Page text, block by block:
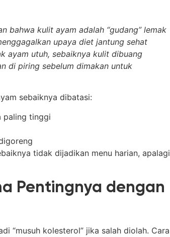
bahwa kulit ayam adalah “gudang” lemak
upaya diet jantung sehat
ayam utuh, sebaiknya kulit dibuang
di piring sebelum dimakan untuk
sebaiknya dibatasi:
paling tinggi
tidak dijadikan menu harian, apalagi
Pentingnya dengan
“musuh kolesterol” jika salah diolah. Cara